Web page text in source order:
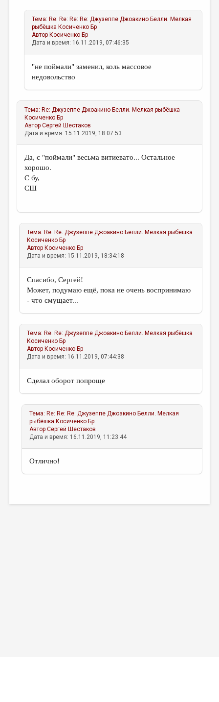
Тема: Re: Re: Re: Re: Джузеппе Джоакино Белли. Мелкая
рыбёшка Косиченко Бр
Автор Косиченко Бр
Дата и время: 16.11.2019, 07:46:35
"не поймали" заменил, коль массовое
недовольство
Тема: Re: Джузеппе Джоакино Белли. Мелкая рыбёшка
Косиченко Бр
АвторСергей Шестаков
Дата и время: 15.11.2019, 18:07:53
Да, с "поймали" весьма витиевато... Остальное
хорошо.
С бу,
СШ
Тема: Re: Re: Джузеппе Джоакино Белли. Мелкая рыбёшка
Косиченко Бр
Автор Косиченко Бр
Дата и время: 15.11.2019, 18:34:18
Спасибо, Сергей!
Может, подумаю ещё, пока не очень воспринимаю
- что смущает...
Тема: Re: Re: Джузеппе Джоакино Белли. Мелкая рыбёшка
Косиченко Бр
Автор Косиченко Бр
Дата и время: 16.11.2019, 07:44:38
Сделал оборот попроще
Тема: Re: Re: Re: Джузеппе Джоакино Белли. Мелкая
рыбёшка Косиченко Бр
АвторСергей Шестаков
Дата и время: 16.11.2019, 11:23:44
Отлично!